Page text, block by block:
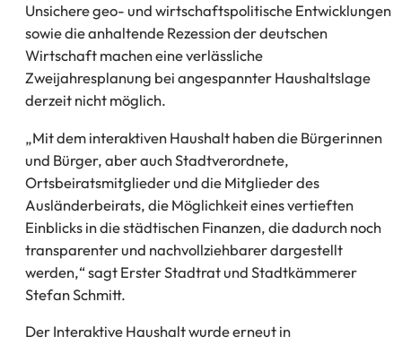
Unsichere geo- und wirtschaftspolitische Entwicklungen
sowie die anhaltende Rezession der deutschen
Wirtschaft machen eine verlässliche
Zweijahresplanung bei angespannter Haushaltslage
derzeit nicht möglich.
„Mit dem interaktiven Haushalt haben die Bürgerinnen
und Bürger, aber auch Stadtverordnete,
Ortsbeiratsmitglieder und die Mitglieder des
Ausländerbeirats, die Möglichkeit eines vertieften
Einblicks in die städtischen Finanzen, die dadurch noch
transparenter und nachvollziehbarer dargestellt
werden,“ sagt Erster Stadtrat und Stadtkämmerer
Stefan Schmitt.
Der Interaktive Haushalt wurde erneut in